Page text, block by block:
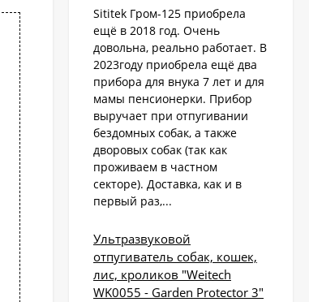
Sititek Гром-125 приобрела
ещё в 2018 год. Очень
довольна, реально работает. В
2023году приобрела ещё два
прибора для внука 7 лет и для
мамы пенсионерки. Прибор
выручает при отпугивании
бездомных собак, а также
дворовых собак (так как
проживаем в частном
секторе). Доставка, как и в
первый раз,...
Ультразвуковой
отпугиватель собак, кошек,
лис, кроликов "Weitech
WK0055 - Garden Protector 3"